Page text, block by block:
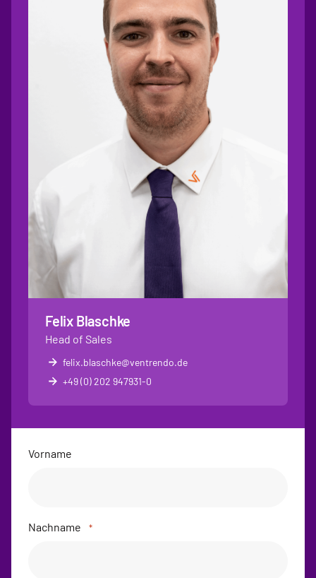
Felix Blaschke
Head of Sales
felix.blaschke@ventrendo.de
+49 (0) 202 947931-0
Vorname
Nachname *